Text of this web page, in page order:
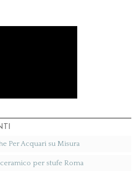
Per Acquari su Misura
per stufe Roma